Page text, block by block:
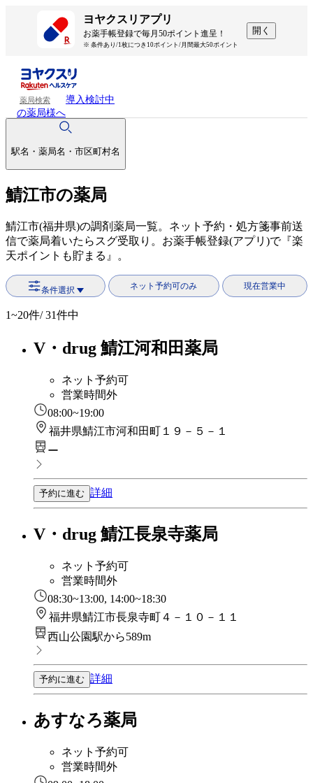
ヨヤクスリアプリ
お薬手帳登録で毎月50ポイント進呈！
※ 条件あり/1枚につき10ポイント/月間最大50ポイント
開く
薬局検索
導入検討中
の薬局様へ
駅名・薬局名・市区町村名
鯖江市の薬局
鯖江市(福井県)の調剤薬局一覧。ネット予約・処方箋事前送
信で薬局着いたらスグ受取り。お薬手帳登録(アプリ)で『楽
天ポイントも貯まる』。
条件選択 ネット予約可のみ 現在営業中
1~20件/ 31件中
V・drug 鯖江河和田薬局
ネット予約可
営業時間外
08:00~19:00
福井県鯖江市河和田町１９－５－１
ー
予約に進む 詳細
V・drug 鯖江長泉寺薬局
ネット予約可
営業時間外
08:30~13:00, 14:00~18:30
福井県鯖江市長泉寺町４－１０－１１
西山公園駅から589m
予約に進む 詳細
あすなろ薬局
ネット予約可
営業時間外